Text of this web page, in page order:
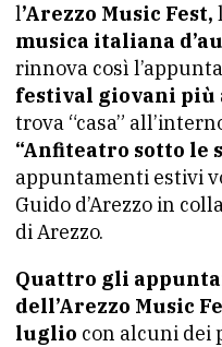
l’Arezzo Music Fest,
musica italiana
rinnova così
festival giovani più
trova “casa”
“Anfiteatro sotto le
appuntamenti estivi
Guido d’Arezzo in
di Arezzo.
Quattro gli
dell’Arezzo Music
luglio con alcuni